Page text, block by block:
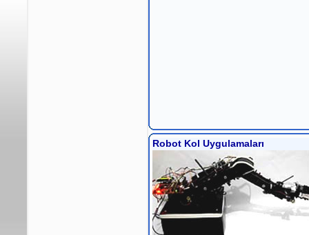
Robot Kol Uygulamaları